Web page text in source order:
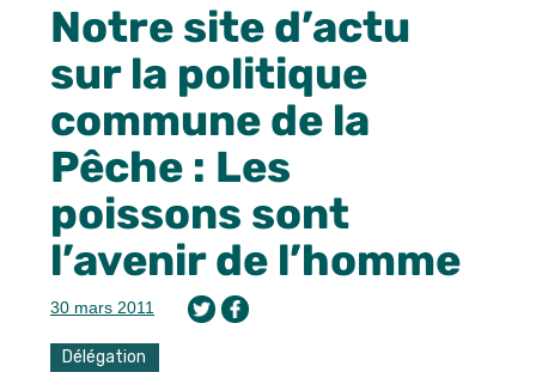
Notre site d’actu
sur la politique
commune de la
Pêche : Les
poissons sont
l’avenir de l’homme
30 mars 2011
Délégation